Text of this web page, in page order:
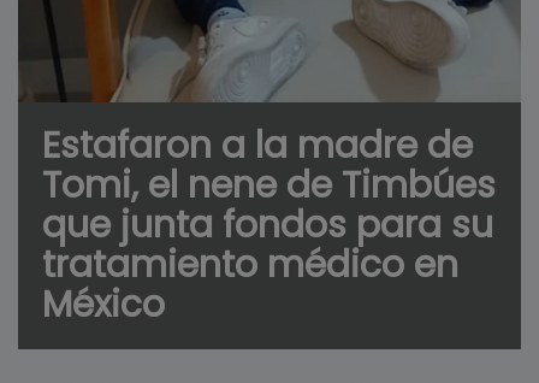
Estafaron a la madre de
Tomi, el nene de Timbúes
que junta fondos para su
tratamiento médico en
México